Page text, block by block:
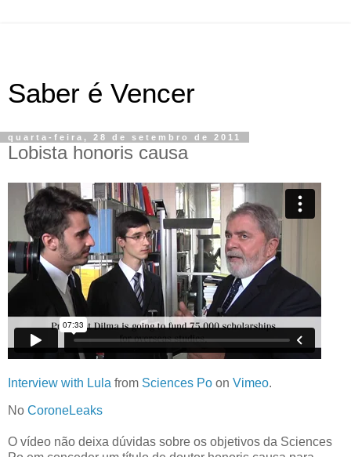
Saber é Vencer
quarta-feira, 28 de setembro de 2011
Lobista honoris causa
Interview with Lula from Sciences Po on Vimeo.
No CoroneLeaks
O vídeo não deixa dúvidas sobre os objetivos da Sciences